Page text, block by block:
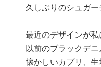
久しぶりのシュガー
最近のデザインが私
以前のブラックデ
懐かしいカプリ、生